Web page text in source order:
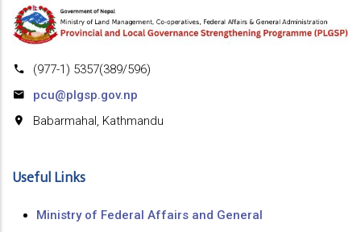
(977-1) 5357(389/596)
pcu@plgsp.gov.np
Babarmahal, Kathmandu
Useful Links
Ministry of Federal Affairs and General